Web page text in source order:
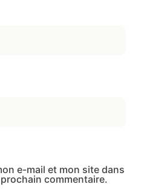
e-mail et mon site dans
commentaire.